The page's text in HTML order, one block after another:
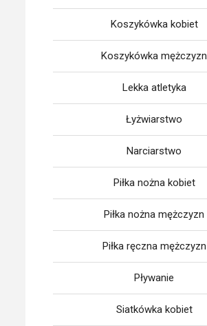
Koszykówka kobiet
Koszykówka mężczyzn
Lekka atletyka
Łyżwiarstwo
Narciarstwo
Piłka nożna kobiet
Piłka nożna mężczyzn
Piłka ręczna mężczyzn
Pływanie
Siatkówka kobiet